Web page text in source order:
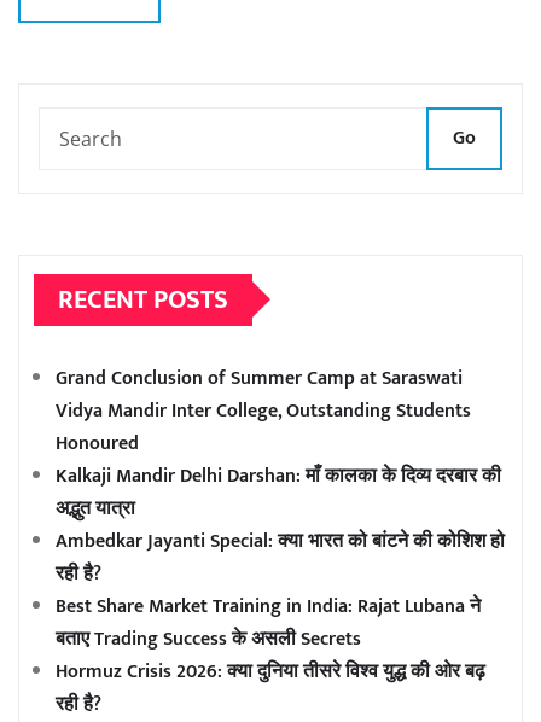
Go
RECENT POSTS
Grand Conclusion of Summer Camp at Saraswati
Vidya Mandir Inter College, Outstanding Students
Honoured
Kalkaji Mandir Delhi Darshan: माँ कालका के दिव्य दरबार की
अद्भुत यात्रा
Ambedkar Jayanti Special: क्या भारत को बांटने की कोशिश हो
रही है?
Best Share Market Training in India: Rajat Lubana ने
बताए Trading Success के असली Secrets
Hormuz Crisis 2026: क्या दुनिया तीसरे विश्व युद्ध की ओर बढ़
रही है?